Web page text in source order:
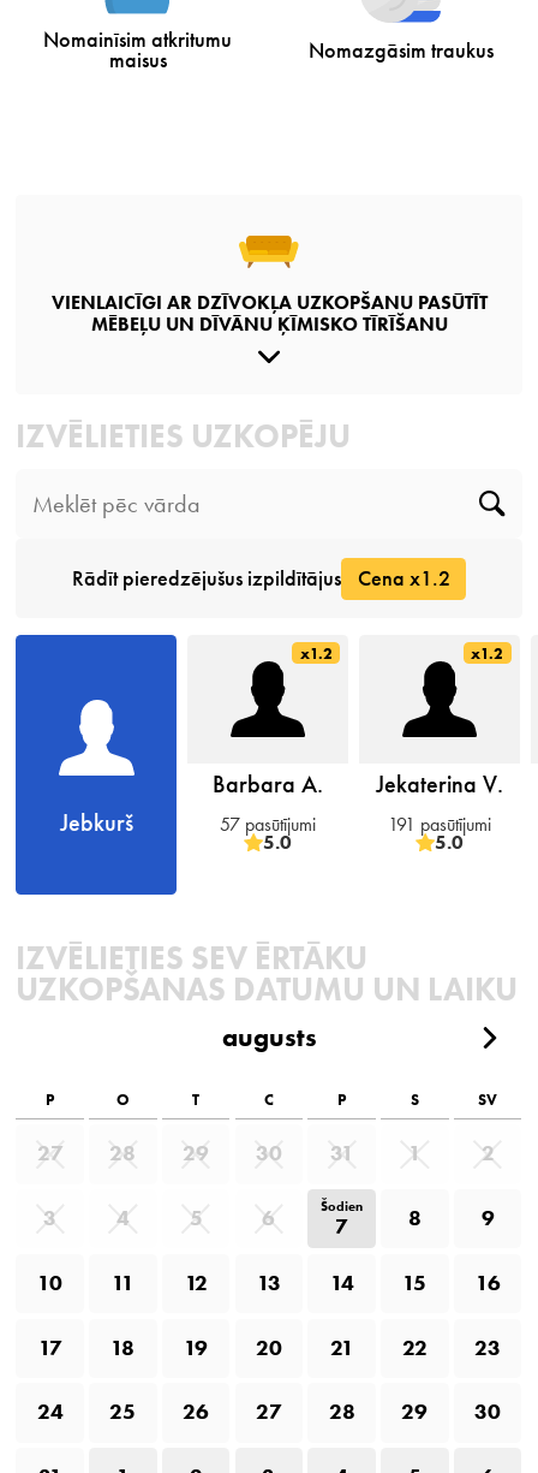
Nomainīsim atkritumu
maisus Nomazgāsim traukus
VIENLAICĪGI AR DZĪVOKĻA UZKOPŠANU PASŪTĪT
MĒBEĻU UN DĪVĀNU ĶĪMISKO TĪRĪŠANU
IZVĒLIETIES UZKOPĒJU
Rādīt pieredzējušus izpildītājus Cena x1.2
Jebkurš
x1.2
Barbara A.
57 pasūtījumi
5.0
x1.2
Jekaterina V.
191 pasūtījumi
5.0
IZVĒLIETIES SEV ĒRTĀKU
UZKOPŠANAS DATUMU UN LAIKU
augusts
P O T C P S SV
27 28 29 30 31 1 2
3 4 5 6 Šodien
7 8 9
10 11 12 13 14 15 16
17 18 19 20 21 22 23
24 25 26 27 28 29 30